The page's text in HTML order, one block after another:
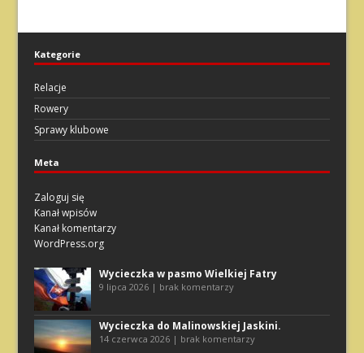
Kategorie
Relacje
Rowery
Sprawy klubowe
Meta
Zaloguj się
Kanał wpisów
Kanał komentarzy
WordPress.org
Wycieczka w pasmo Wielkiej Fatry
9 lipca 2026 | brak komentarzy
Wycieczka do Malinowskiej Jaskini.
14 czerwca 2026 | brak komentarzy